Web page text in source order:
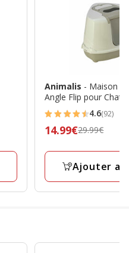
Animalis - Maison
Angle Flip pour Chat
4.6
étoiles
avec
avis
4.6(92)
Prix
29.99€,
14.99€29.99€
Ajouter